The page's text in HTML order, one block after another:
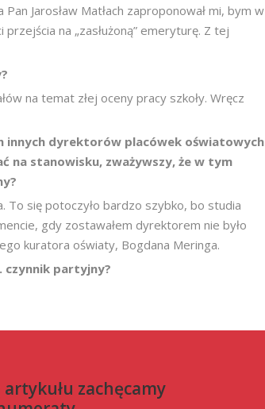
Jarosław Matłach zaproponował mi, bym w
na „zasłużoną” emeryturę. Z tej
na temat złej oceny pracy szkoły. Wręcz
innych dyrektorów placówek oświatowych
na stanowisku, zważywszy, że w tym
To się potoczyło bardzo szybko, bo studia
gdy zostawałem dyrektorem nie było
kuratora oświaty, Bogdana Meringa.
czynnik partyjny?
zachęcamy